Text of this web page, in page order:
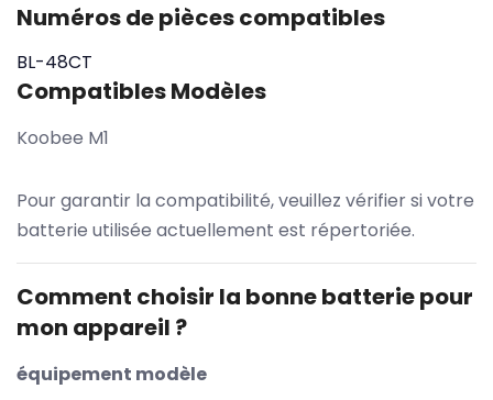
Numéros de pièces compatibles
BL-48CT
Compatibles Modèles
Koobee M1
Pour garantir la compatibilité, veuillez vérifier si votre
batterie utilisée actuellement est répertoriée.
Comment choisir la bonne batterie pour
mon appareil ?
équipement modèle